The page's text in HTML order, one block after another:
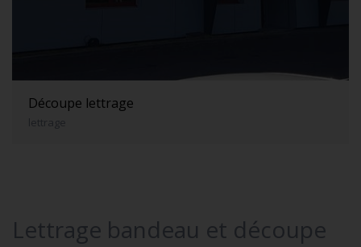
Découpe lettrage
lettrage
Lettrage bandeau et découpe